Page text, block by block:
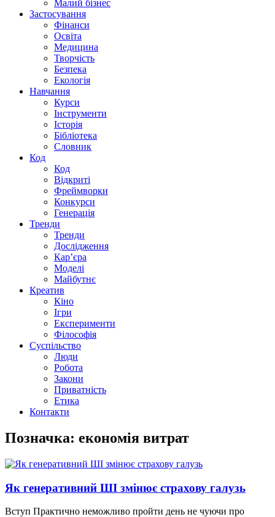
Малий бізнес
Застосування
Фінанси
Освіта
Медицина
Творчість
Безпека
Екологія
Навчання
Курси
Інструменти
Історія
Бібліотека
Словник
Код
Код
Відкриті
Фреймворки
Конкурси
Генерація
Тренди
Тренди
Дослідження
Кар’єра
Моделі
Майбутнє
Креатив
Кіно
Ігри
Експерименти
Філософія
Суспільство
Люди
Робота
Закони
Приватність
Етика
Контакти
Позначка: економія витрат
Як генеративний ШІ змінює страхову галузь
Вступ Практично неможливо пройти день не чуючи про